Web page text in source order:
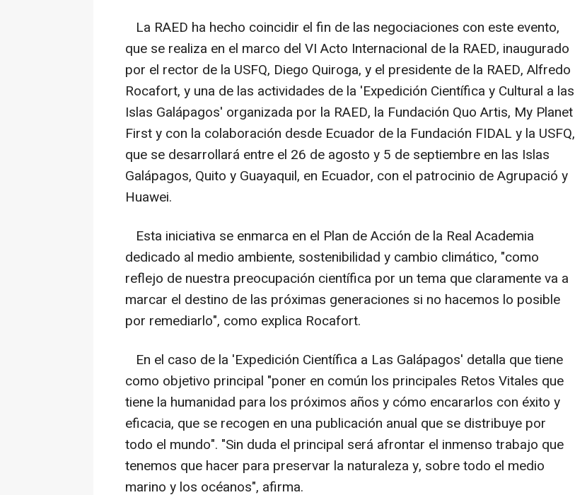
La RAED ha hecho coincidir el fin de las negociaciones con este evento,
que se realiza en el marco del VI Acto Internacional de la RAED, inaugurado
por el rector de la USFQ, Diego Quiroga, y el presidente de la RAED, Alfredo
Rocafort, y una de las actividades de la 'Expedición Científica y Cultural a las
Islas Galápagos' organizada por la RAED, la Fundación Quo Artis, My Planet
First y con la colaboración desde Ecuador de la Fundación FIDAL y la USFQ,
que se desarrollará entre el 26 de agosto y 5 de septiembre en las Islas
Galápagos, Quito y Guayaquil, en Ecuador, con el patrocinio de Agrupació y
Huawei.
Esta iniciativa se enmarca en el Plan de Acción de la Real Academia
dedicado al medio ambiente, sostenibilidad y cambio climático, "como
reflejo de nuestra preocupación científica por un tema que claramente va a
marcar el destino de las próximas generaciones si no hacemos lo posible
por remediarlo", como explica Rocafort.
En el caso de la 'Expedición Científica a Las Galápagos' detalla que tiene
como objetivo principal "poner en común los principales Retos Vitales que
tiene la humanidad para los próximos años y cómo encararlos con éxito y
eficacia, que se recogen en una publicación anual que se distribuye por
todo el mundo". "Sin duda el principal será afrontar el inmenso trabajo que
tenemos que hacer para preservar la naturaleza y, sobre todo el medio
marino y los océanos", afirma.